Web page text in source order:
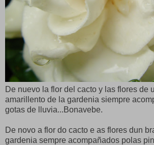
De nuevo la flor del cacto y las flores de
amarillento de la gardenia siempre
gotas de lluvia...Bonavebe.
De novo a flor do cacto e as flores dun
gardenia sempre acompañados polas